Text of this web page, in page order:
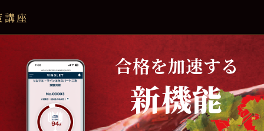
座
合格を加速する
新機能